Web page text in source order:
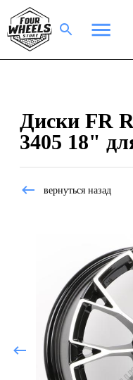
Диски FR
3405 18"
вернуться назад